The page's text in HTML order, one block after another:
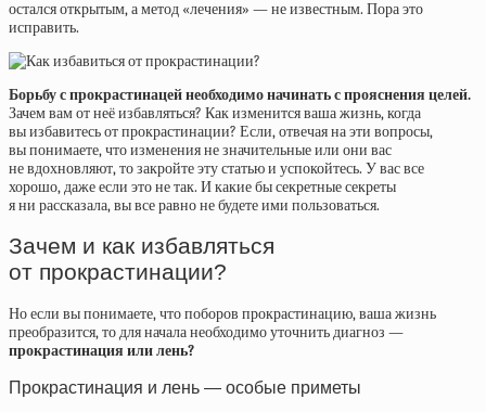
остался открытым, а метод «лечения» — не известным. Пора это
исправить.
Борьбу с прокрастинацей необходимо начинать с прояснения целей.
Зачем вам от неё избавляться? Как изменится ваша жизнь, когда
вы избавитесь от прокрастинации? Если, отвечая на эти вопросы,
вы понимаете, что изменения не значительные или они вас
не вдохновляют, то закройте эту статью и успокойтесь. У вас все
хорошо, даже если это не так. И какие бы секретные секреты
я ни рассказала, вы все равно не будете ими пользоваться.
Зачем и как избавляться
от прокрастинации?
Но если вы понимаете, что поборов прокрастинацию, ваша жизнь
преобразится, то для начала необходимо уточнить диагноз —
прокрастинация или лень?
Прокрастинация и лень — особые приметы